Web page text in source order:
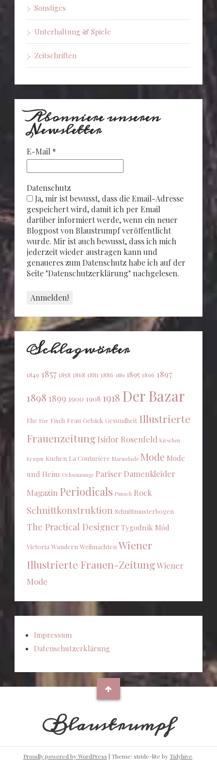
Sonstiges
Unterhaltung & Spiele
Zeitschriften
Abonniere unseren
Newsletter
E-Mail *
Datenschutz
Ja, mir ist bewusst, dass die Email-Adresse
gespeichert wird, damit ich per Email
darüber informiert werde, wenn ein neuer
Blogpost von Blaustrumpf veröffentlicht
wurde. Mir ist auch bewusst, dass ich mich
jederzeit wieder austragen kann und
genaueres zum Datenschutz habe ich auf der
Seite "Datenschutzerklärung" nachgelesen.
Schlagwörter
1849 1857 1858 1868 1881 1886 1889 1895 1896 1897
1898 1899 1900 1908 1918 Der Bazar
Ehe Eier Fisch Frau Gebäck Gesundheit Illustrierte
Frauenzeitung Isidor Rosenfeld Kirschen
Kragen Kuchen La Couturière Marmelade Mode Mode
und Heim Ochsenzunge Pariser Damenkleider
Magazin Periodicals Punsch Rock
Schnittkonstruktion Schnittmusterbogen
The Practical Designer Tygodnik Mód
Victoria Wandern Weihnachten Wiener
Illustrierte Frauen-ZeitungWiener
Mode
Impressum
Datenschutzerklärung
Blaustrumpf
Proudly powered by WordPress | Theme: stride-lite byTidyhive.